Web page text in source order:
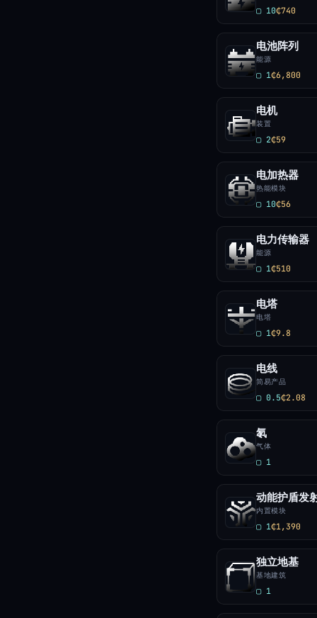
▢ 10₵740
电池阵列
能源
▢ 1₵6,800
电机
装置
▢ 2₵59
电加热器
热能模块
▢ 10₵56
电力传输器
能源
▢ 1₵510
电塔
电塔
▢ 1₵9.8
电线
简易产品
▢ 0.5₵2.08
氡
气体
▢ 1
动能护盾发
内置模块
▢ 1₵1,390
独立地基
基地建筑
▢ 1